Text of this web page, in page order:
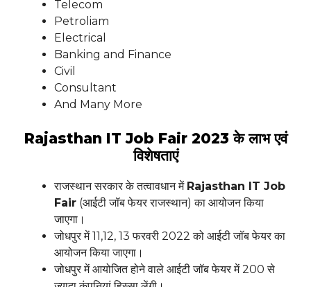
Telecom
Petroliam
Electrical
Banking and Finance
Civil
Consultant
And Many More
Rajasthan IT Job Fair 2023 के लाभ एवं
विशेषताएं
राजस्थान सरकार के तत्वावधान में Rajasthan IT Job
Fair (आईटी जॉब फेयर राजस्थान) का आयोजन किया
जाएगा।
जोधपुर में 11,12, 13 फरवरी 2022 को आईटी जॉब फेयर का
आयोजन किया जाएगा।
जोधपुर में आयोजित होने वाले आईटी जॉब फेयर में 200 से